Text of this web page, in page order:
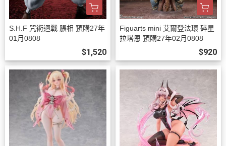
S.H.F 咒術迴戰 脹相 預購27年
01月0808
$1,520
Figuarts mini 艾爾登法環 碎星
拉塔恩 預購27年02月0808
$920